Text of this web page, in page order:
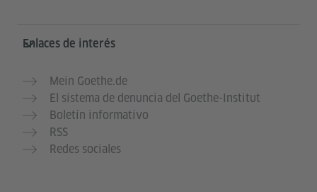
Enlaces de interés
Mein Goethe.de
El sistema de denuncia del Goethe-Institut
Boletín informativo
RSS
Redes sociales